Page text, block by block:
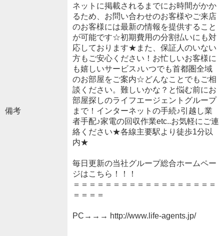
備考
ネットに掲載されるまでにお時間がかか
るため、お問い合わせのお客様やご来店
のお客様には最新の情報を提供すること
が可能です☆初期費用の分割払いにも対
応しております★また、保証人のいない
方もご安心ください！お忙しいお客様に
も嬉しいサービス♪いつでも首都圏全域
のお部屋をご案内☆どんなことでもご相
談ください。難しいかな？と悩む前にお
部屋探しのライフエージェントグループ
まで！インターネットの手続♪引越し業
者手配♪家電の回収作業etc..お気軽にご連
絡ください★各線主要駅より徒歩1分以
内★
毎日更新の当社グループ総合ホームペー
ジはこちら！！！
＝＝＝＝＝＝＝＝＝＝＝＝＝＝＝＝＝＝
＝＝＝＝
PC→→→ http://www.life-agents.jp/